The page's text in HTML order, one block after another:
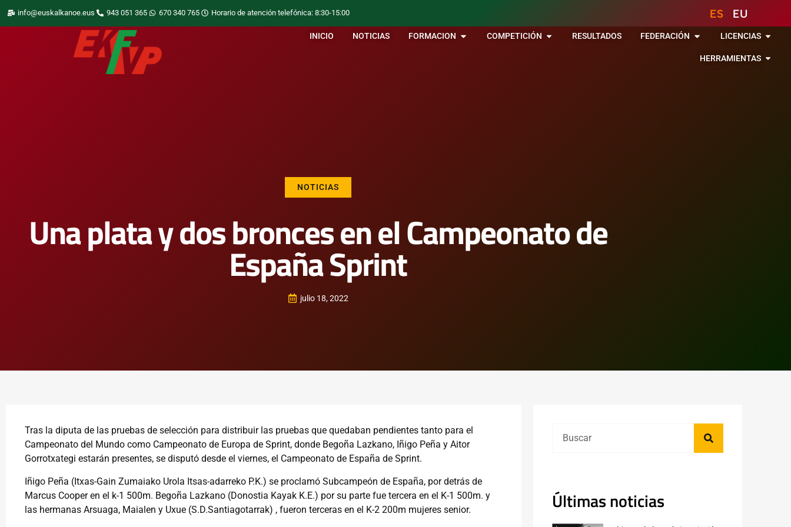
info@euskalkanoe.eus 943 051 365 670 340 765 Horario de atención telefónica: 8:30-15:00 ES EU
INICIO NOTICIAS FORMACION COMPETICIÓN RESULTADOS FEDERACIÓN LICENCIAS
HERRAMIENTAS
NOTICIAS
Una plata y dos bronces en el Campeonato de
España Sprint
julio 18, 2022
Tras la diputa de las pruebas de selección para distribuir las pruebas que quedaban pendientes tanto para el
Campeonato del Mundo como Campeonato de Europa de Sprint, donde Begoña Lazkano, Iñigo Peña y Aitor
Gorrotxategi estarán presentes, se disputó desde el viernes, el Campeonato de España de Sprint.
Iñigo Peña (Itxas-Gain Zumaiako Urola Itsas-adarreko P.K.) se proclamó Subcampeón de España, por detrás de
Marcus Cooper en el k-1 500m. Begoña Lazkano (Donostia Kayak K.E.) por su parte fue tercera en el K-1 500m. y
las hermanas Arsuaga, Maialen y Uxue (S.D.Santiagotarrak) , fueron terceras en el K-2 200m mujeres senior.
Últimas noticias